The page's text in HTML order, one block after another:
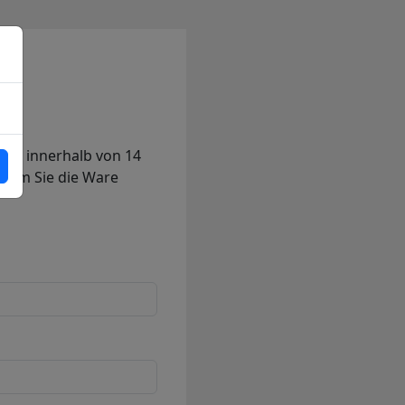
innerhalb von 14
Sie die Ware